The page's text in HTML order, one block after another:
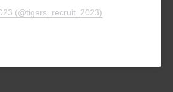
(@tigers_recruit_2023)